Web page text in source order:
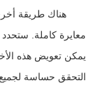
هناك طريقة
معايرة كاملة.
يمكن تعويض هذه
التحقق حساسة